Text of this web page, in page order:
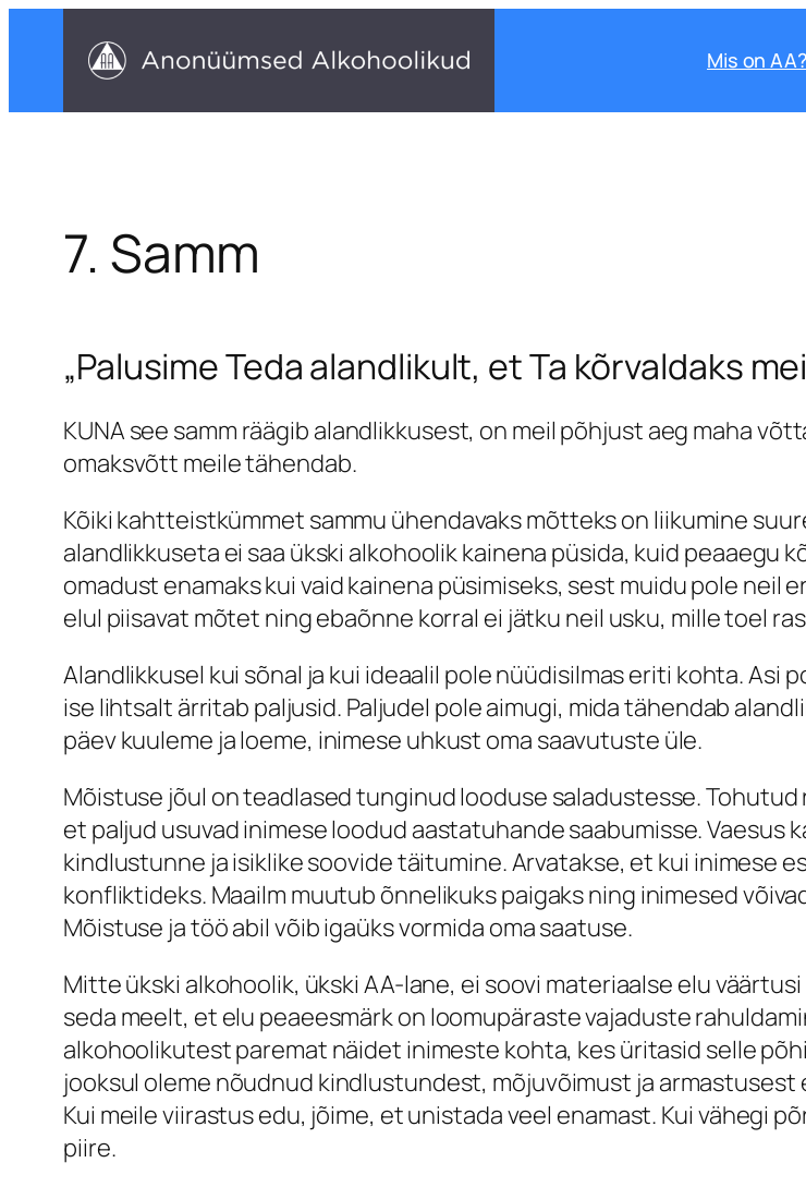
Mis on AA?
7. Samm
„Palusime Teda alandlikult, et Ta kõrvaldaks
KUNA see samm räägib alandlikkusest, on meil põhjust aeg maha
omaksvõtt meile tähendab.
Kõiki kahtteistkümmet sammu ühendavaks mõtteks on liikumine
alandlikkuseta ei saa ükski alkohoolik kainena püsida, kuid peaaegu
omadust enamaks kui vaid kainena püsimiseks, sest muidu pole neil
elul piisavat mõtet ning ebaõnne korral ei jätku neil usku, mille toel
Alandlikkusel kui sõnal ja kui ideaalil pole nüüdisilmas eriti kohta. Asi
ise lihtsalt ärritab paljusid. Paljudel pole aimugi, mida tähendab
päev kuuleme ja loeme, inimese uhkust oma saavutuste üle.
Mõistuse jõul on teadlased tunginud looduse saladustesse.
et paljud usuvad inimese loodud aastatuhande saabumisse. Vaesus
kindlustunne ja isiklike soovide täitumine. Arvatakse, et kui inimese
konfliktideks. Maailm muutub õnnelikuks paigaks ning inimesed
Mõistuse ja töö abil võib igaüks vormida oma saatuse.
Mitte ükski alkohoolik, ükski AA-lane, ei soovi materiaalse elu
seda meelt, et elu peaeesmärk on loomupäraste vajaduste
alkohoolikutest paremat näidet inimeste kohta, kes üritasid selle
jooksul oleme nõudnud kindlustundest, mõjuvõimust ja
Kui meile viirastus edu, jõime, et unistada veel enamast. Kui vähegi
piire.